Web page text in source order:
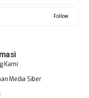
Follow
Kami
Media Siber